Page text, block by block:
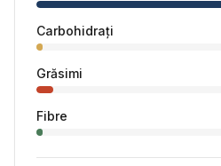
Carbohidrați
Grăsimi
Fibre